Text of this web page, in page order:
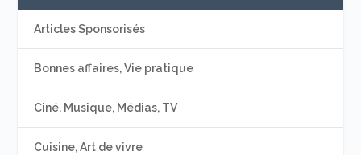
Articles Sponsorisés
Bonnes affaires, Vie pratique
Ciné, Musique, Médias, TV
Cuisine, Art de vivre